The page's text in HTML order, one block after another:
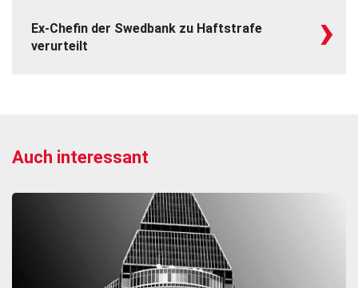
Ex-Chefin der Swedbank zu Haftstrafe
verurteilt
›
Auch interessant